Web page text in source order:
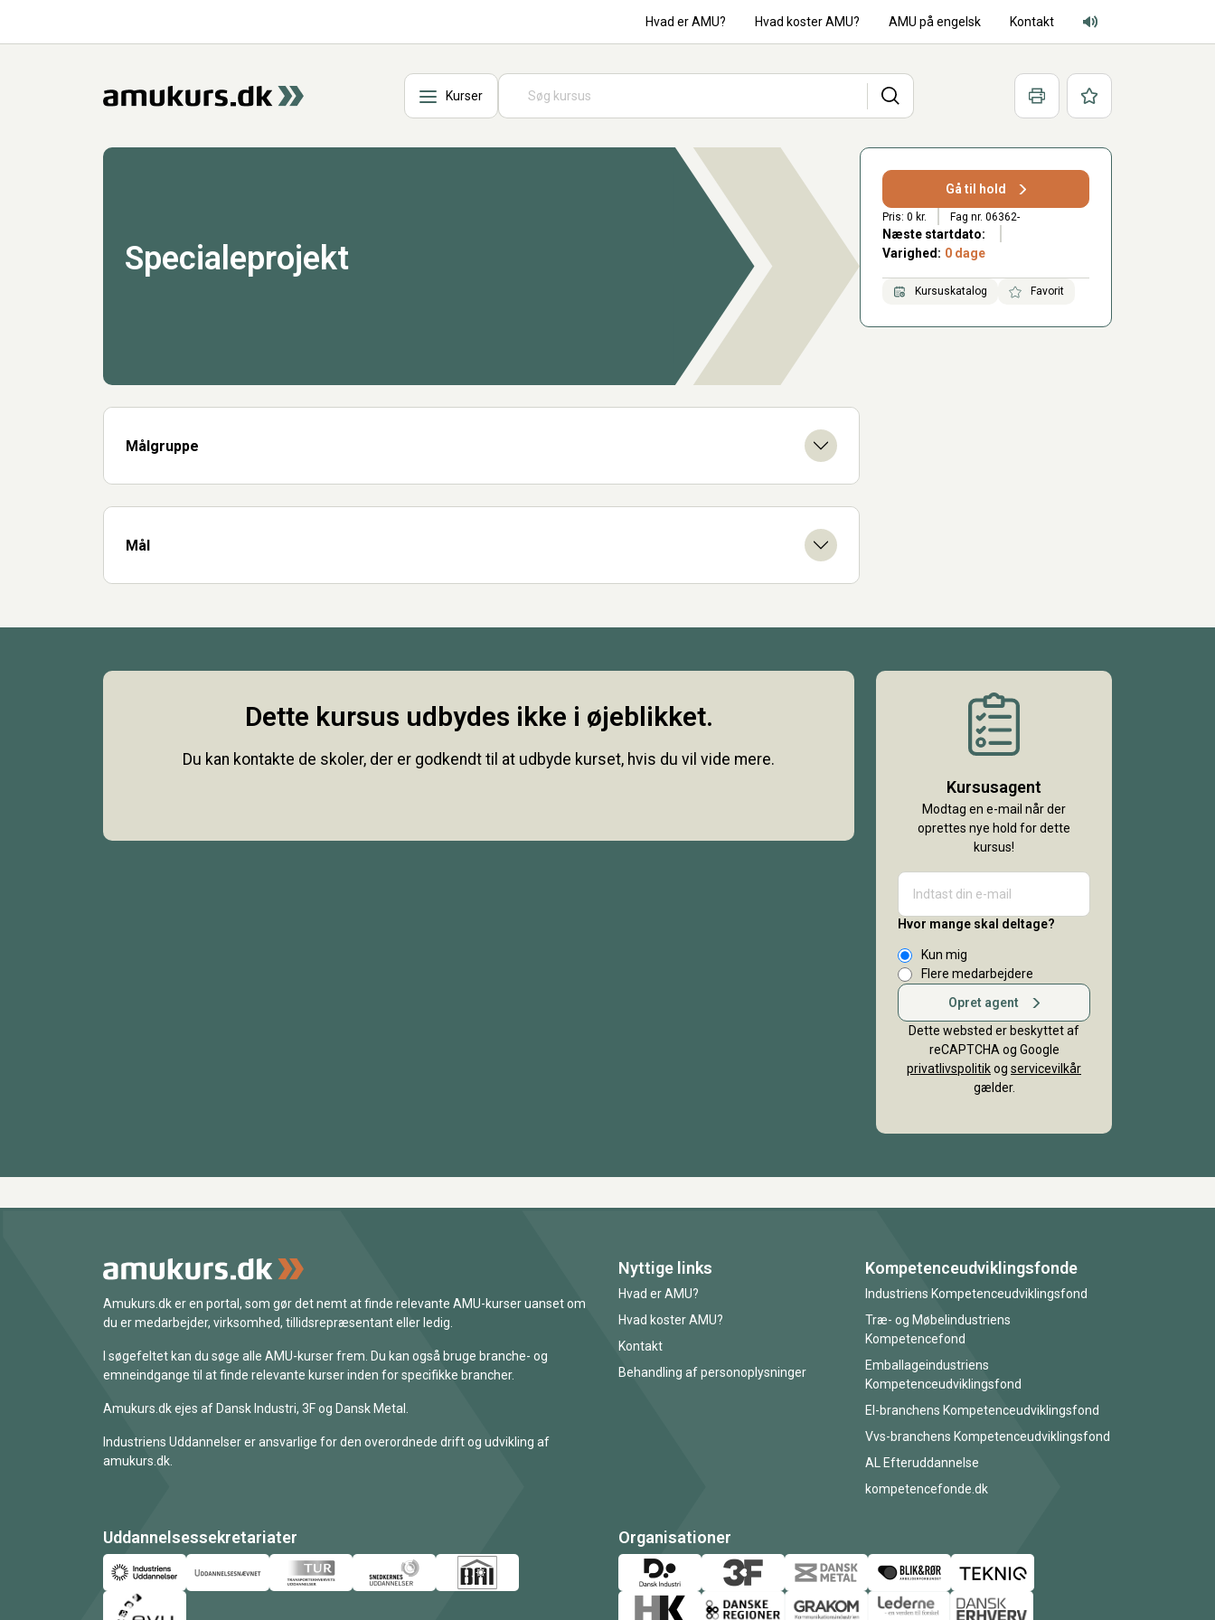
Hvad er AMU? Hvad koster AMU? AMU på engelsk Kontakt
Adgang for alle lyd
Kurser Søg Print Favoritter
Specialeprojekt
Målgruppe
Mål
Gå til hold
Pris: 0 kr. Fag nr. 06362-
Næste startdato:
Varighed: 0 dage
Kursuskatalog Favorit
Dette kursus udbydes ikke i øjeblikket.
Du kan kontakte de skoler, der er godkendt til at udbyde kurset, hvis du vil vide mere.
Kursusagent
Modtag en e-mail når der
oprettes nye hold for dette
kursus!
Hvor mange skal deltage?
Kun mig
Flere medarbejdere
Opret agent
Dette websted er beskyttet af
reCAPTCHA og Google
privatlivspolitikog servicevilkår
gælder.
Amukurs.dk er en portal, som gør det nemt at finde relevante AMU-kurser uanset om
du er medarbejder, virksomhed, tillidsrepræsentant eller ledig.
I søgefeltet kan du søge alle AMU-kurser frem. Du kan også bruge branche- og
emneindgange til at finde relevante kurser inden for specifikke brancher.
Amukurs.dk ejes af Dansk Industri, 3F og Dansk Metal.
Industriens Uddannelser er ansvarlige for den overordnede drift og udvikling af
amukurs.dk.
Nyttige links
Hvad er AMU?
Hvad koster AMU?
Kontakt
Behandling af personoplysninger
Kompetenceudviklingsfonde
Industriens Kompetenceudviklingsfond
Træ- og Møbelindustriens
Kompetencefond
Emballageindustriens
Kompetenceudviklingsfond
El-branchens Kompetenceudviklingsfond
Vvs-branchens Kompetenceudviklingsfond
AL Efteruddannelse
kompetencefonde.dk
Uddannelsessekretariater Organisationer